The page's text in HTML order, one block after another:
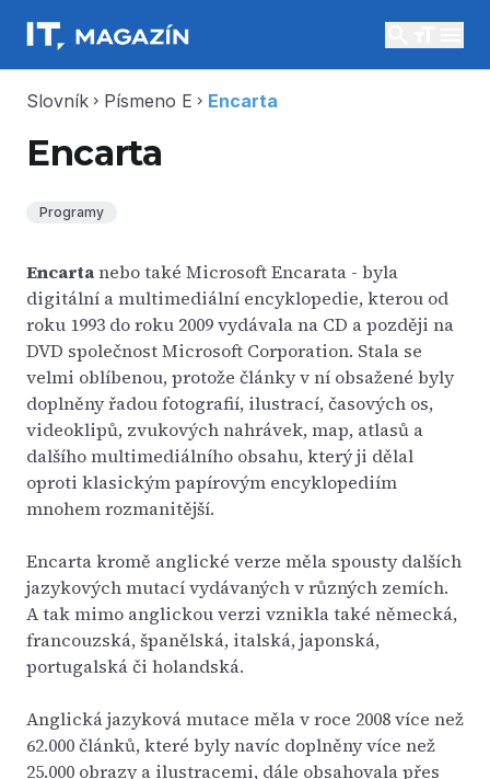
Slovník chevron_right Písmeno E chevron_right Encarta
Encarta
Programy
Encartanebo také Microsoft Encarata - byla
digitální a multimediální encyklopedie, kterou od
roku 1993 do roku 2009 vydávala na CD a později na
DVD společnost Microsoft Corporation. Stala se
velmi oblíbenou, protože články v ní obsažené byly
doplněny řadou fotografií, ilustrací, časových os,
videoklipů, zvukových nahrávek, map, atlasů a
dalšího multimediálního obsahu, který ji dělal
oproti klasickým papírovým encyklopediím
mnohem rozmanitější.
Encarta kromě anglické verze měla spousty dalších
jazykových mutací vydávaných v různých zemích.
A tak mimo anglickou verzi vznikla také německá,
francouzská, španělská, italská, japonská,
portugalská či holandská.
Anglická jazyková mutace měla v roce 2008 více než
62.000 článků, které byly navíc doplněny více než
25.000 obrazy a ilustracemi, dále obsahovala přes